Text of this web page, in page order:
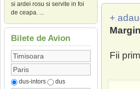
si ardei rosu si servite in foi
de ceapa. ...
Bilete de Avion
dus-intors dus
+
Fii